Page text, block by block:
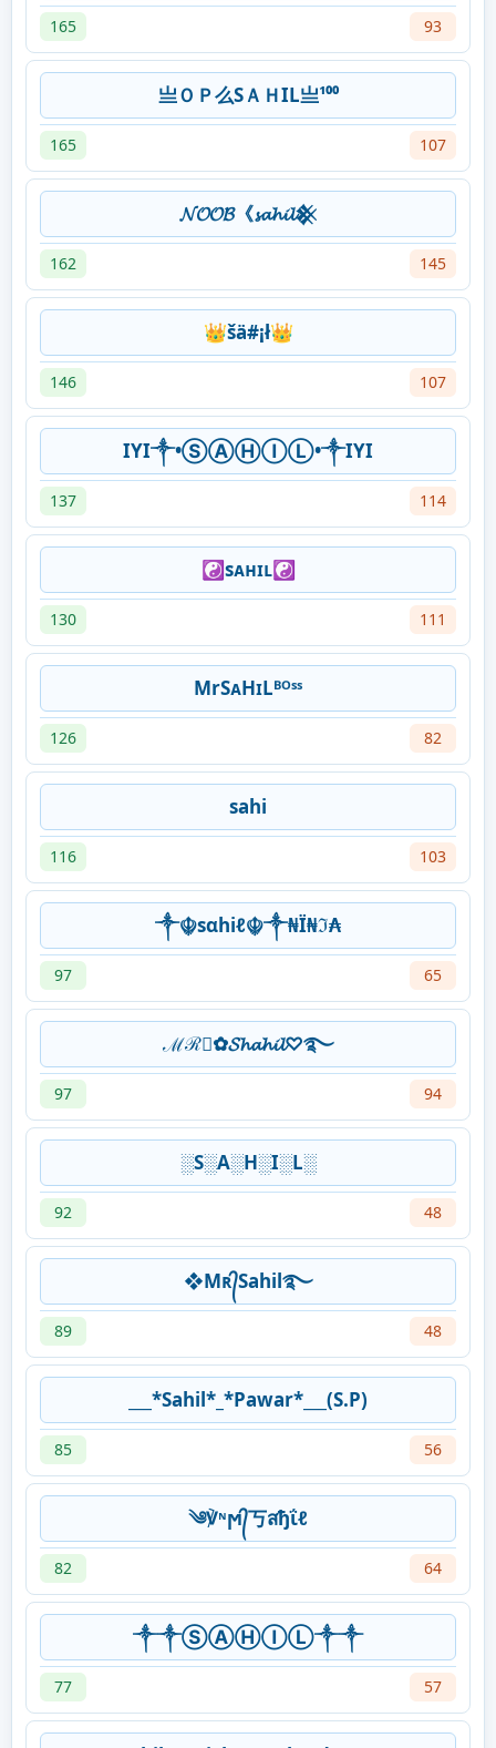
165 93
亗ＯＰ么SＡＨIL亗¹⁰⁰
165 107
𝓝𝓞𝓞𝓑《𝓼𝓪𝓱𝓲𝓵𒆜
162 145
👑šä#¡ł👑
146 107
IYI༒•ⓈⒶⒽⒾⓁ•༒IYI
137 114
☯︎sᴀʜɪʟ☯︎
130 111
MrSᴀHɪLᴮᴼˢˢ
126 82
sahi
116 103
༒☬sαhiℓ☬༒₦Ї₦ℑ₳
97 65
ℳℛ᭄✿𝓢𝓱𝓪𝓱𝓲𝓵♡࿐
97 94
░S░A░H░I░L░
92 48
❖Mʀ᭄Sahil࿐
89 48
___*Sahil*_*Pawar*___(S.P)
85 56
༄℣ᶰϻ᭄丂สђΐℓ
82 64
༒༒ⓈⒶⒽⒾⓁ༒༒
77 57